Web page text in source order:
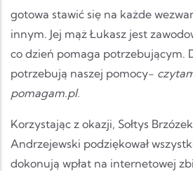
gotowa stawić się na każde
innym. Jej mąż Łukasz jest
co dzień pomaga potrzebującym.
potrzebują naszej pomocy-
pomagam.pl.
Korzystając z okazji, Sołtys
Andrzejewski podziękował
dokonują wpłat na internetowej